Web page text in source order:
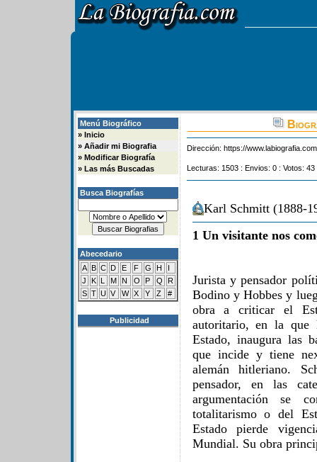
Menú Biográfico
» Inicio
» Añadir mi Biografia
» Modificar Biografía
» Las más Buscadas
Busca Biografías
Abecedario
A B C D E F G H
I
J
K L M N O P Q
R
S T U V W X Y Z #
Publicidad
Dirección: https://
Lecturas: 1503 : Envios: 0 : Votos:
Karl Schmitt (1888-
1 Un visitante nos
Jurista y pensador
Bodino y Hobbes y
obra a criticar el
autoritario, en la que
Estado, inaugura las
que incide y tiene
alemán hitleriano.
pensador, en las
argumentación se
totalitarismo o del
Estado pierde
Mundial. Su obra